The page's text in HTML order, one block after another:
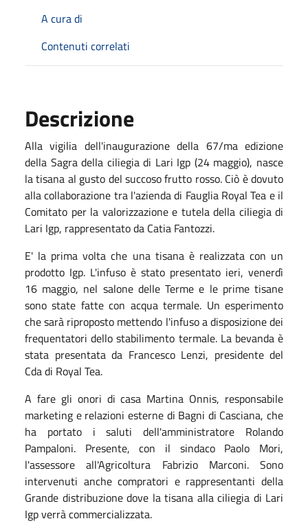
A cura di
Contenuti correlati
Descrizione
Alla vigilia dell'inaugurazione della 67/ma edizione
della Sagra della ciliegia di Lari Igp (24 maggio), nasce
la tisana al gusto del succoso frutto rosso. Ciò è dovuto
alla collaborazione tra l'azienda di Fauglia Royal Tea e il
Comitato per la valorizzazione e tutela della ciliegia di
Lari Igp, rappresentato da Catia Fantozzi.
E' la prima volta che una tisana è realizzata con un
prodotto Igp. L'infuso è stato presentato ieri, venerdì
16 maggio, nel salone delle Terme e le prime tisane
sono state fatte con acqua termale. Un esperimento
che sarà riproposto mettendo l'infuso a disposizione dei
frequentatori dello stabilimento termale. La bevanda è
stata presentata da Francesco Lenzi, presidente del
Cda di Royal Tea.
A fare gli onori di casa Martina Onnis, responsabile
marketing e relazioni esterne di Bagni di Casciana, che
ha portato i saluti dell'amministratore Rolando
Pampaloni. Presente, con il sindaco Paolo Mori,
l'assessore all'Agricoltura Fabrizio Marconi. Sono
intervenuti anche compratori e rappresentanti della
Grande distribuzione dove la tisana alla ciliegia di Lari
Igp verrà commercializzata.